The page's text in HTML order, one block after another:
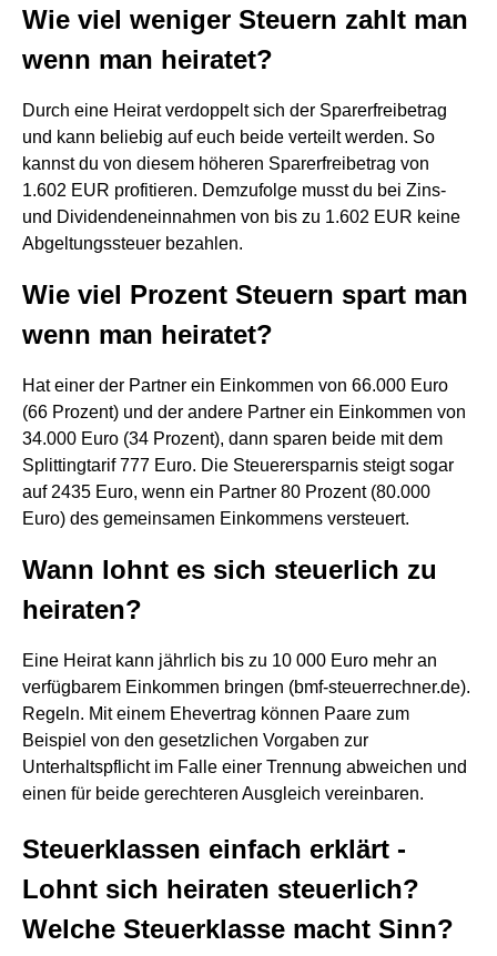
Wie viel weniger Steuern zahlt man
wenn man heiratet?
Durch eine Heirat verdoppelt sich der Sparerfreibetrag
und kann beliebig auf euch beide verteilt werden. So
kannst du von diesem höheren Sparerfreibetrag von
1.602 EUR profitieren. Demzufolge musst du bei Zins-
und Dividendeneinnahmen von bis zu 1.602 EUR keine
Abgeltungssteuer bezahlen.
Wie viel Prozent Steuern spart man
wenn man heiratet?
Hat einer der Partner ein Einkommen von 66.000 Euro
(66 Prozent) und der andere Partner ein Einkommen von
34.000 Euro (34 Prozent), dann sparen beide mit dem
Splittingtarif 777 Euro. Die Steuerersparnis steigt sogar
auf 2435 Euro, wenn ein Partner 80 Prozent (80.000
Euro) des gemeinsamen Einkommens versteuert.
Wann lohnt es sich steuerlich zu
heiraten?
Eine Heirat kann jährlich bis zu 10 000 Euro mehr an
verfügbarem Einkommen bringen (bmf-steuerrechner.de).
Regeln. Mit einem Ehevertrag können Paare zum
Beispiel von den gesetzlichen Vorgaben zur
Unterhaltspflicht im Falle einer Trennung abweichen und
einen für beide gerechteren Ausgleich vereinbaren.
Steuerklassen einfach erklärt -
Lohnt sich heiraten steuerlich?
Welche Steuerklasse macht Sinn?